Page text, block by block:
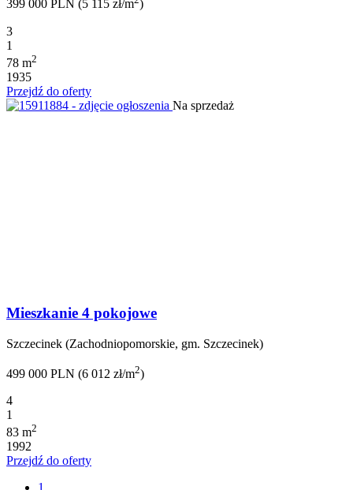
399 000 PLN (5 115 zł/m )
3
1
78 m2
1935
Przejdź do oferty
Na sprzedaż
Mieszkanie 4 pokojowe
Szczecinek (Zachodniopomorskie, gm. Szczecinek)
499 000 PLN (6 012 zł/m2)
4
1
83 m2
1992
Przejdź do oferty